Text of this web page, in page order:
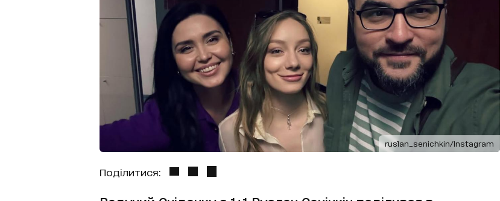
ruslan_senichkin/Instagram
Поділитися: